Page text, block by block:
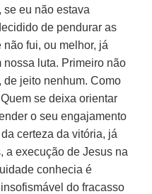
se eu não estava
de pendurar as
fui, ou melhor, já
nossa luta. Primeiro não
de jeito nenhum. Como
se deixa orientar
o seu engajamento
certeza da vitória, já
a execução de Jesus na
conhecia é
do fracasso